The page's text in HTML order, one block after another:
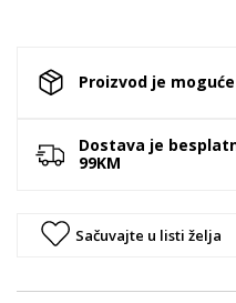
Proizvod je
Dostava je
99KM
Sačuvajte u listi želja